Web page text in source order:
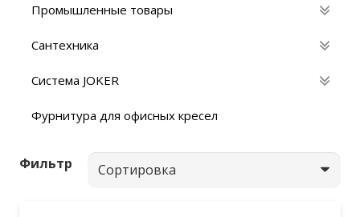
Промышленные товары
Сантехника
Система JOKER
Фурнитура для офисных кресел
Фильтр